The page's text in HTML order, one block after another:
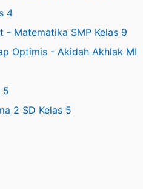
4
- Matematika SMP Kelas 9
Optimis - Akidah Akhlak MI
5
2 SD Kelas 5